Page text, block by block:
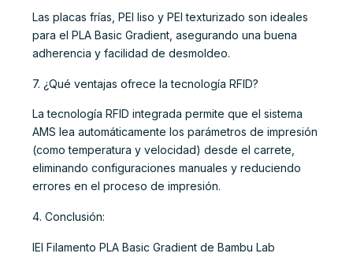
Las placas frías, PEI liso y PEI texturizado son ideales
para el PLA Basic Gradient, asegurando una buena
adherencia y facilidad de desmoldeo.
7. ¿Qué ventajas ofrece la tecnología RFID?
La tecnología RFID integrada permite que el sistema
AMS lea automáticamente los parámetros de impresión
(como temperatura y velocidad) desde el carrete,
eliminando configuraciones manuales y reduciendo
errores en el proceso de impresión.
4. Conclusión:
IEl Filamento PLA Basic Gradient de Bambu Lab